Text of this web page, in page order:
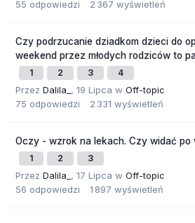
55 odpowiedzi 2 367 wyświetleń
Czy podrzucanie dziadkom dzieci do
weekend przez młodych rodziców to
1 2 3 4
Przez Dalila_ , 19 Lipca w Off-topic
75 odpowiedzi 2 331 wyświetleń
Oczy - wzrok na lekach. Czy widać po
1 2 3
Przez Dalila_ , 17 Lipca w Off-topic
56 odpowiedzi 1 897 wyświetleń